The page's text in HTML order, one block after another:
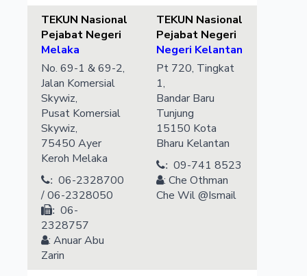
TEKUN Nasional
Pejabat Negeri
Melaka
No. 69-1 & 69-2,
Jalan Komersial
Skywiz,
Pusat Komersial
Skywiz,
75450 Ayer
Keroh Melaka
: 06-2328700
/ 06-2328050
: 06-
2328757
: AnuarAbu
Zarin
TEKUN Nasional
Pejabat Negeri
Negeri Kelantan
Pt 720, Tingkat
1,
Bandar Baru
Tunjung
15150 Kota
Bharu Kelantan
: 09-741 8523
: Che Othman
Che Wil @Ismail